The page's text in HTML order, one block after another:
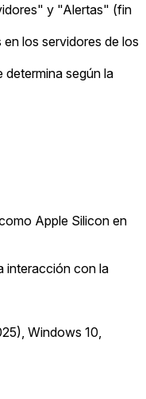
y "Alertas" (fin
los servidores de los
según la
Apple Silicon en
interacción con la
Windows 10,